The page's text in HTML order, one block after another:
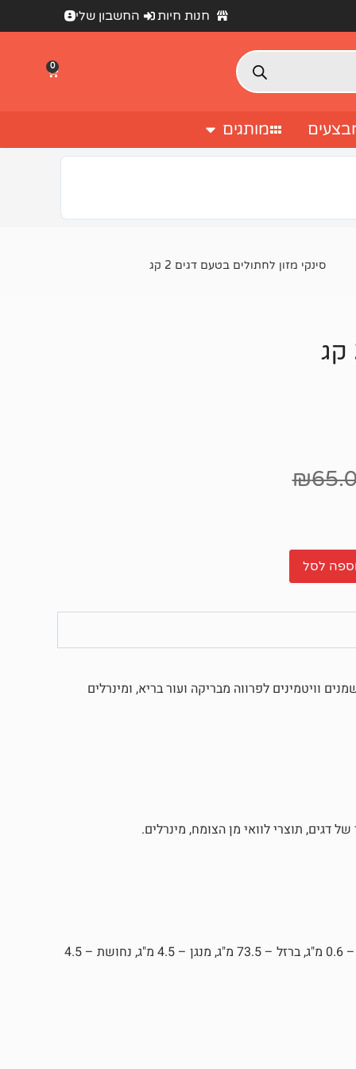
חנות חיות החשבון שלי
0
מותגים
סינקי מזון לחתולים בטעם דגים 2 קג
₪
לסל
וויטמינים לפרווה מבריקה ועור בריא, ומינרלים
דגים, תוצרי לוואי מן הצומח, מינרלים.
ויטמין A – 9,000 IU, ויטמין D3 – 1,800 IU, ויטמין E – 42 מ"ג, יוד – 0.6 מ"ג, ברזל – 73.5 מ"ג, מנגן – 4.5 מ"ג, נחושת – 4.5